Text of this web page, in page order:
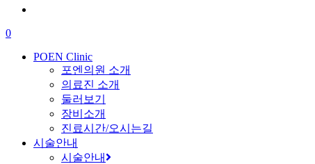
content
0
POEN Clinic
포엔의원 소개
의료진 소개
둘러보기
장비소개
진료시간/오시는길
시술안내
시술안내